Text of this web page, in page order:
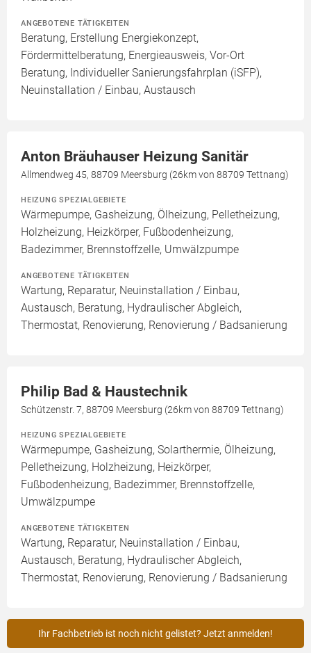
ANGEBOTENE TÄTIGKEITEN
Beratung, Erstellung Energiekonzept,
Fördermittelberatung, Energieausweis, Vor-Ort
Beratung, Individueller Sanierungsfahrplan (iSFP),
Neuinstallation / Einbau, Austausch
Anton Bräuhauser Heizung Sanitär
Allmendweg 45, 88709 Meersburg (26km von 88709 Tettnang)
HEIZUNG SPEZIALGEBIETE
Wärmepumpe, Gasheizung, Ölheizung, Pelletheizung,
Holzheizung, Heizkörper, Fußbodenheizung,
Badezimmer, Brennstoffzelle, Umwälzpumpe
ANGEBOTENE TÄTIGKEITEN
Wartung, Reparatur, Neuinstallation / Einbau,
Austausch, Beratung, Hydraulischer Abgleich,
Thermostat, Renovierung, Renovierung / Badsanierung
Philip Bad & Haustechnik
Schützenstr. 7, 88709 Meersburg (26km von 88709 Tettnang)
HEIZUNG SPEZIALGEBIETE
Wärmepumpe, Gasheizung, Solarthermie, Ölheizung,
Pelletheizung, Holzheizung, Heizkörper,
Fußbodenheizung, Badezimmer, Brennstoffzelle,
Umwälzpumpe
ANGEBOTENE TÄTIGKEITEN
Wartung, Reparatur, Neuinstallation / Einbau,
Austausch, Beratung, Hydraulischer Abgleich,
Thermostat, Renovierung, Renovierung / Badsanierung
Ihr Fachbetrieb ist noch nicht gelistet? Jetzt anmelden!